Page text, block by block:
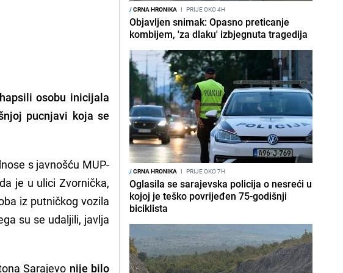
osobu inicijala
pucnjavi koja se
s javnošću MUP-
je u ulici Zvornička,
iz putničkog vozila
su se udaljili, javlja
Sarajevo nije bilo
/CRNA HRONIKA I PRIJE OKO 4H
Objavljen snimak: Opasno preticanje
kombijem, 'za dlaku' izbjegnuta tragedija
/CRNA HRONIKA I PRIJE OKO 7H
Oglasila se sarajevska policija o nesreći u
kojoj je teško povrijeđen 75-godišnji
biciklista